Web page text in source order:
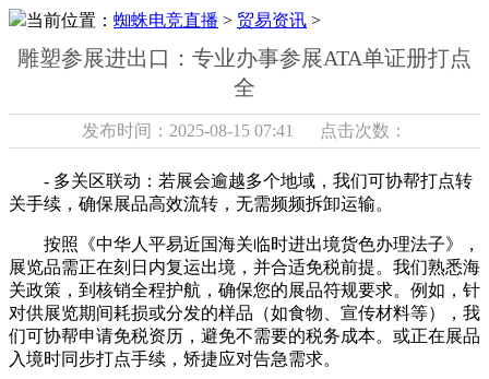
当前位置： 蜘蛛电竞直播 > 贸易资讯 >
雕塑参展进出口：专业办事参展ATA单证册打点
全
发布时间：2025-08-15 07:41 点击次数：
- 多关区联动：若展会逾越多个地域，我们可协帮打点转
关手续，确保展品高效流转，无需频频拆卸运输。
按照《中华人平易近国海关临时进出境货色办理法子》，
展览品需正在刻日内复运出境，并合适免税前提。我们熟悉海
关政策，到核销全程护航，确保您的展品符规要求。例如，针
对供展览期间耗损或分发的样品（如食物、宣传材料等），我
们可协帮申请免税资历，避免不需要的税务成本。或正在展品
入境时同步打点手续，矫捷应对告急需求。